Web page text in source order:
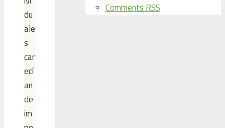
du
ale
s
car
ecí
an
de
im
CommentsRSS